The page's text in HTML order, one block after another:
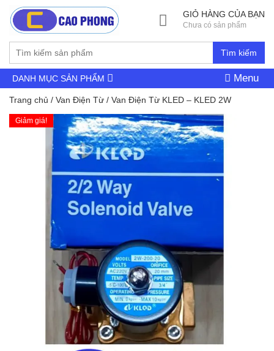
Tìm kiếm
GIỎ HÀNG CỦA BẠN
Chưa có sản phẩm
DANH MỤC SẢN PHẨM Menu
Trang chủ / Van Điện Từ / Van Điện Từ KLED – KLED 2W
Giảm giá!